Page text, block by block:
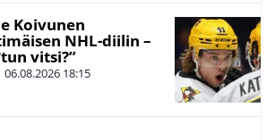
Koivunen
NHL-diilin –
vitsi?”
06.08.2026 18:15